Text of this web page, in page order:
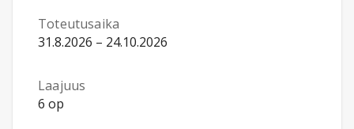
Toteutusaika
31.8.2026 – 24.10.2026
Laajuus
6 op